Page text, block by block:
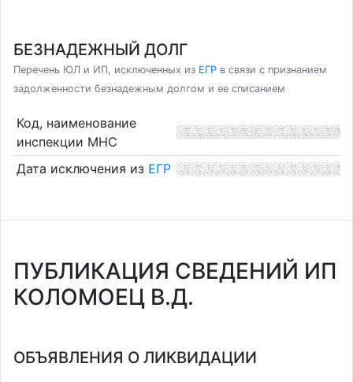
БЕЗНАДЕЖНЫЙ ДОЛГ
Перечень ЮЛ и ИП, исключенных из ЕГР в связи с признанием
задолженности безнадежным долгом и ее списанием
Код, наименование
инспекции МНС
Дата исключения из ЕГР
ПУБЛИКАЦИЯ СВЕДЕНИЙ ИП
КОЛОМОЕЦ В.Д.
ОБЪЯВЛЕНИЯ О ЛИКВИДАЦИИ